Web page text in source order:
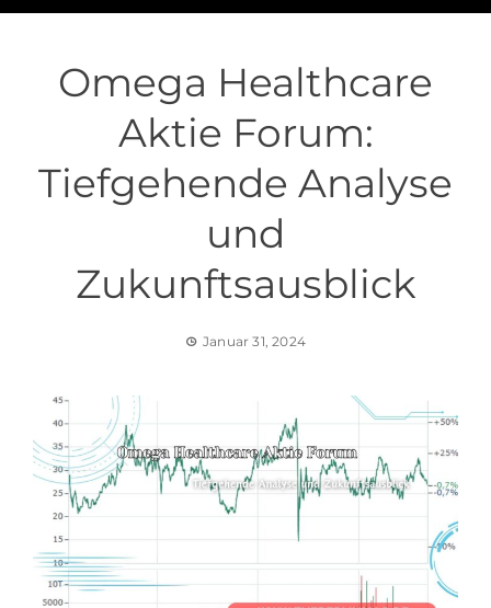
Omega Healthcare
Aktie Forum:
Tiefgehende Analyse
und
Zukunftsausblick
Januar 31, 2024